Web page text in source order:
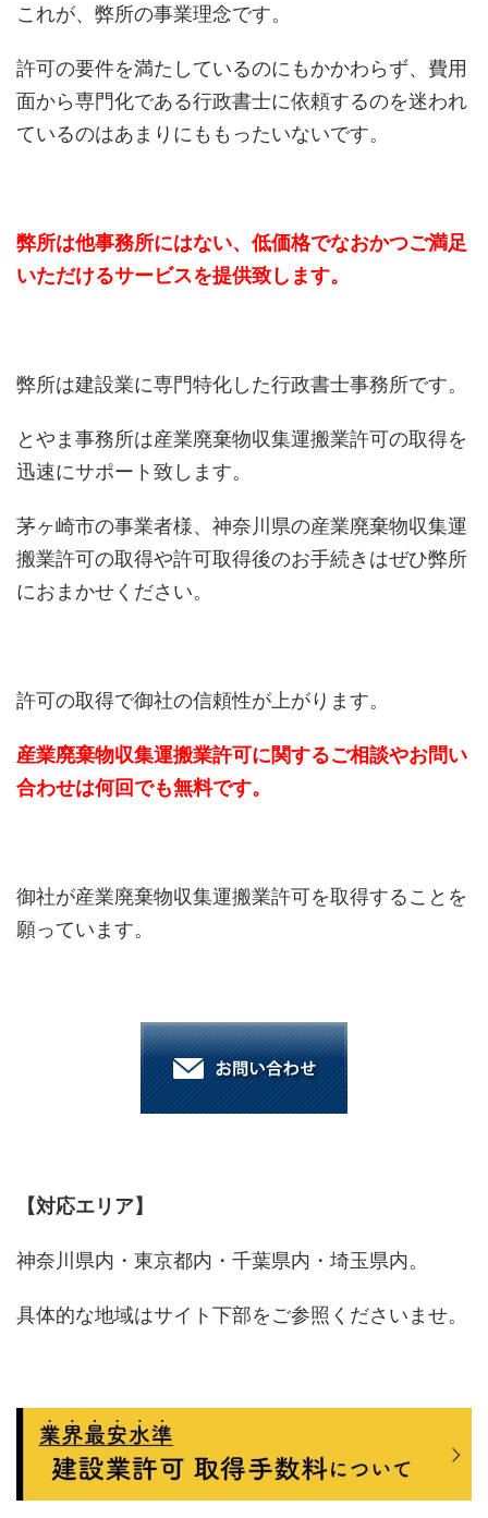
これが、弊所の事業理念です。
許可の要件を満たしているのにもかかわらず、費用
面から専門化である行政書士に依頼するのを迷われ
ているのはあまりにももったいないです。
弊所は他事務所にはない、低価格でなおかつご満足
いただけるサービスを提供致します。
弊所は建設業に専門特化した行政書士事務所です。
とやま事務所は産業廃棄物収集運搬業許可の取得を
迅速にサポート致します。
茅ヶ崎市の事業者様、神奈川県の産業廃棄物収集運
搬業許可の取得や許可取得後のお手続きはぜひ弊所
におまかせください。
許可の取得で御社の信頼性が上がります。
産業廃棄物収集運搬業許可に関するご相談やお問い
合わせは何回でも無料です。
御社が産業廃棄物収集運搬業許可を取得することを
願っています。
【対応エリア】
神奈川県内・東京都内・千葉県内・埼玉県内。
具体的な地域はサイト下部をご参照くださいませ。